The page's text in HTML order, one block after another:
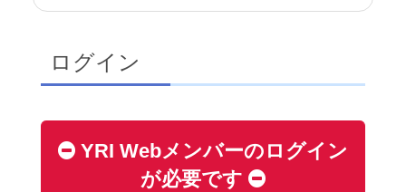
ログイン
YRI Webメンバーのログイン
が必要です